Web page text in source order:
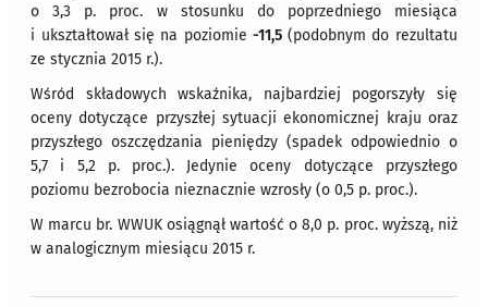
o 3,3 p. proc. w stosunku do poprzedniego miesiąca
i ukształtował się na poziomie -11,5(podobnym do rezultatu
ze stycznia 2015 r.).
Wśród składowych wskaźnika, najbardziej pogorszyły się
oceny dotyczące przyszłej sytuacji ekonomicznej kraju oraz
przyszłego oszczędzania pieniędzy (spadek odpowiednio o
5,7 i 5,2 p. proc.). Jedynie oceny dotyczące przyszłego
poziomu bezrobocia nieznacznie wzrosły (o 0,5 p. proc.).
W marcu br. WWUK osiągnął wartość o 8,0 p. proc. wyższą, niż
w analogicznym miesiącu 2015 r.